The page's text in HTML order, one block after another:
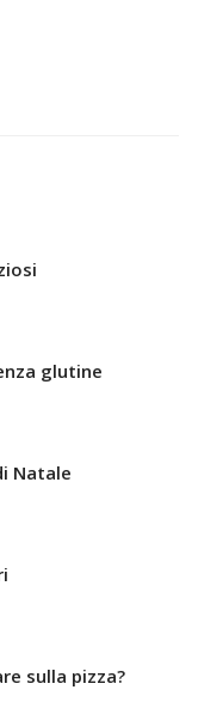
glutine
Natale
sulla pizza?